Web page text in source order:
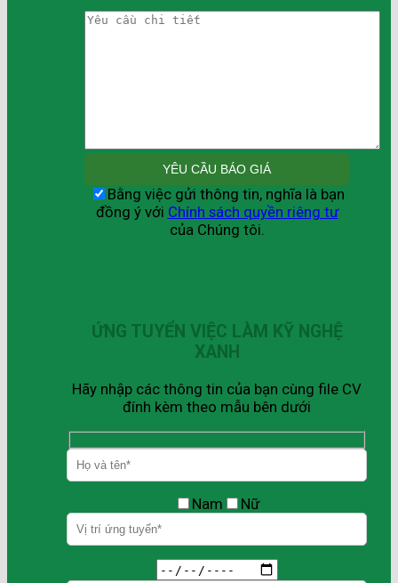
Bằng việc gửi thông tin, nghĩa là bạn
đồng ý với Chính sách quyền riêng tư
của Chúng tôi.
ỨNG TUYỂN VIỆC LÀM KỸ NGHỆ
XANH
Hãy nhập các thông tin của bạn cùng file CV
đính kèm theo mẫu bên dưới
Nam Nữ